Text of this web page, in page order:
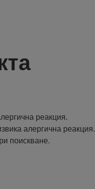
реакция.
алергична реакция.
поискване.